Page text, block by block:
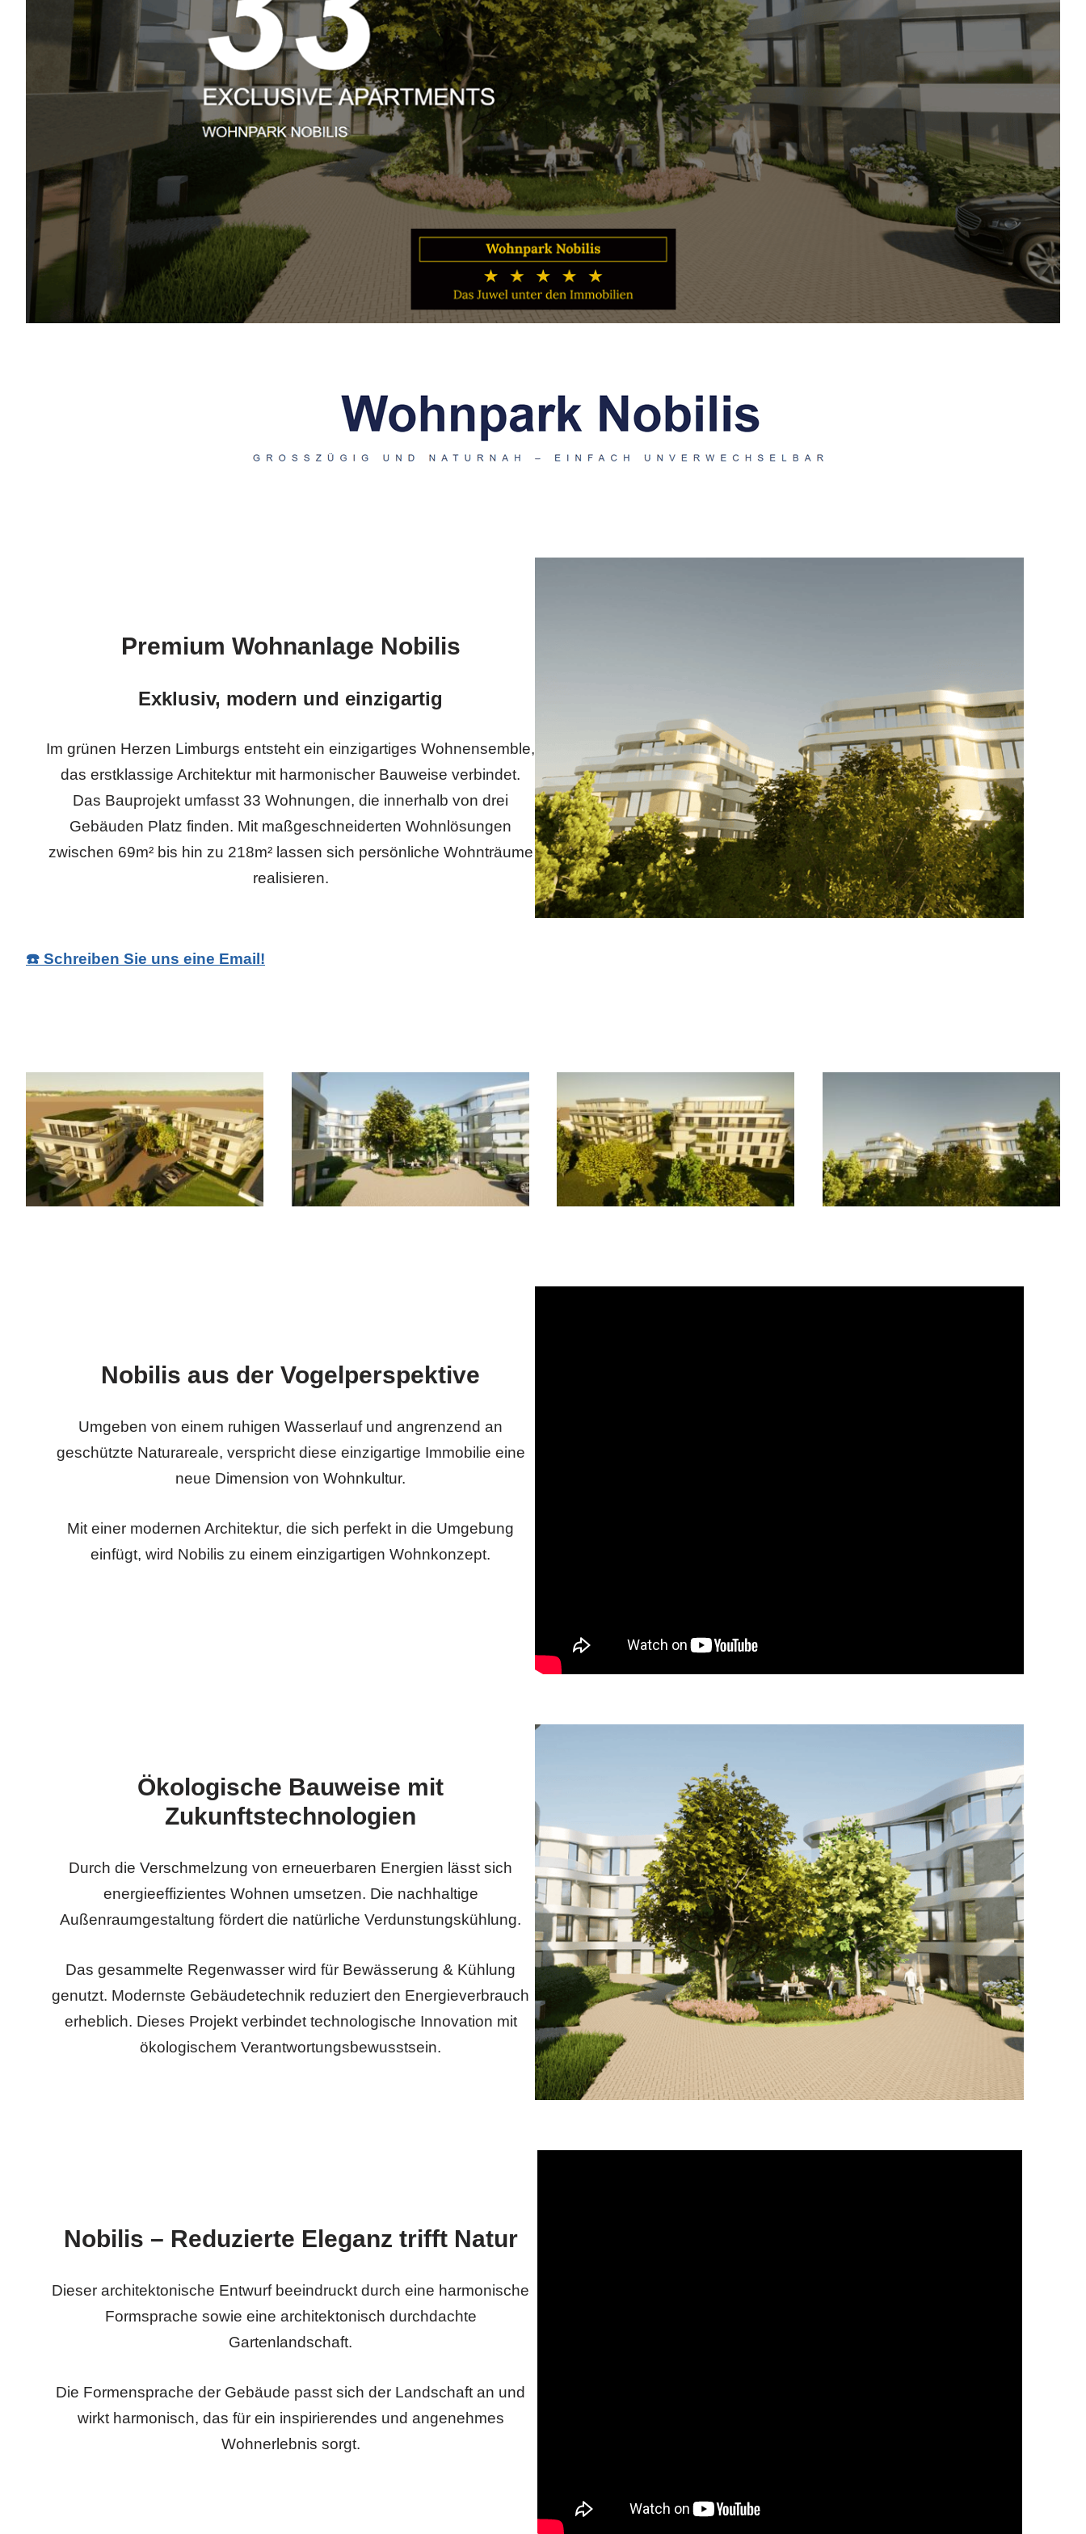
Premium Wohnanlage Nobilis
Exklusiv, modern und einzigartig
Im grünen Herzen Limburgs entsteht ein einzigartiges Wohnensemble,
das erstklassige Architektur mit harmonischer Bauweise verbindet.
Das Bauprojekt umfasst 33 Wohnungen, die innerhalb von drei
Gebäuden Platz finden. Mit maßgeschneiderten Wohnlösungen
zwischen 69m² bis hin zu 218m² lassen sich persönliche Wohnträume
realisieren.
☎️ Schreiben Sie uns eine Email!
Nobilis aus der Vogelperspektive
Umgeben von einem ruhigen Wasserlauf und angrenzend an
geschützte Naturareale, verspricht diese einzigartige Immobilie eine
neue Dimension von Wohnkultur.
Mit einer modernen Architektur, die sich perfekt in die Umgebung
einfügt, wird Nobilis zu einem einzigartigen Wohnkonzept.
Ökologische Bauweise mit
Zukunftstechnologien
Durch die Verschmelzung von erneuerbaren Energien lässt sich
energieeffizientes Wohnen umsetzen. Die nachhaltige
Außenraumgestaltung fördert die natürliche Verdunstungskühlung.
Das gesammelte Regenwasser wird für Bewässerung & Kühlung
genutzt. Modernste Gebäudetechnik reduziert den Energieverbrauch
erheblich. Dieses Projekt verbindet technologische Innovation mit
ökologischem Verantwortungsbewusstsein.
Nobilis – Reduzierte Eleganz trifft Natur
Dieser architektonische Entwurf beeindruckt durch eine harmonische
Formsprache sowie eine architektonisch durchdachte
Gartenlandschaft.
Die Formensprache der Gebäude passt sich der Landschaft an und
wirkt harmonisch, das für ein inspirierendes und angenehmes
Wohnerlebnis sorgt.